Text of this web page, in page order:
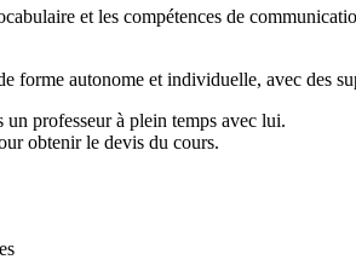
et les compétences de
forme autonome et individuelle, avec des
un professeur à plein temps avec lui.
obtenir le devis du cours.